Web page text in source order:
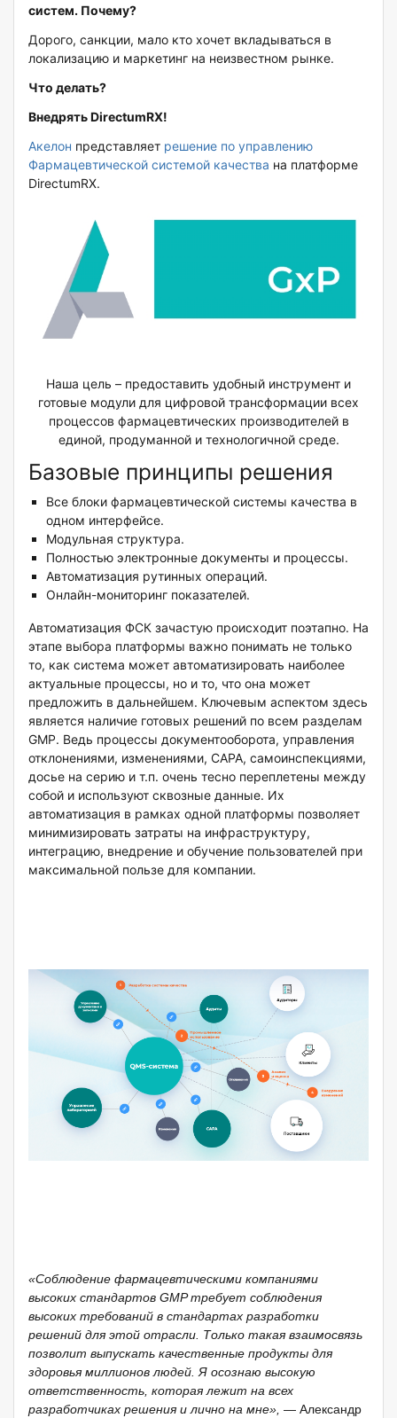
систем. Почему?
Дорого, санкции, мало кто хочет вкладываться в
локализацию и маркетинг на неизвестном рынке.
Что делать?
Внедрять DirectumRX!
Акелон представляет решение по управлению
Фармацевтической системой качества на платформе
DirectumRX.
Наша цель – предоставить удобный инструмент и
готовые модули для цифровой трансформации всех
процессов фармацевтических производителей в
единой, продуманной и технологичной среде.
Базовые принципы решения
Все блоки фармацевтической системы качества в
одном интерфейсе.
Модульная структура.
Полностью электронные документы и процессы.
Автоматизация рутинных операций.
Онлайн-мониторинг показателей.
Автоматизация ФСК зачастую происходит поэтапно. На
этапе выбора платформы важно понимать не только
то, как система может автоматизировать наиболее
актуальные процессы, но и то, что она может
предложить в дальнейшем. Ключевым аспектом здесь
является наличие готовых решений по всем разделам
GMP. Ведь процессы документооборота, управления
отклонениями, изменениями, CAPA, самоинспекциями,
досье на серию и т.п. очень тесно переплетены между
собой и используют сквозные данные. Их
автоматизация в рамках одной платформы позволяет
минимизировать затраты на инфраструктуру,
интеграцию, внедрение и обучение пользователей при
максимальной пользе для компании.
«Соблюдение фармацевтическими компаниями
высоких стандартов GMP требует соблюдения
высоких требований в стандартах разработки
решений для этой отрасли. Только такая взаимосвязь
позволит выпускать качественные продукты для
здоровья миллионов людей. Я осознаю высокую
ответственность, которая лежит на всех
разработчиках решения и лично на мне», — Александр